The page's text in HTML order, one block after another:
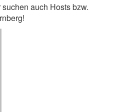
suchen auch Hosts bzw.